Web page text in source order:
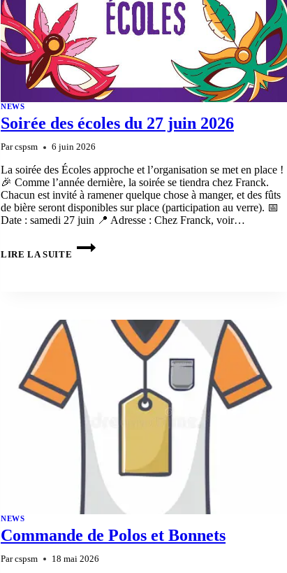
NEWS
Soirée des écoles du 27 juin 2026
Par cspsm 6 juin 2026
La soirée des Écoles approche et l’organisation se met en place !
🎉 Comme l’année dernière, la soirée se tiendra chez Franck.
Chacun est invité à ramener quelque chose à manger, et des fûts
de bière seront disponibles sur place (participation au verre). 📅
Date : samedi 27 juin 📍 Adresse : Chez Franck, voir…
LIRE LA SUITE
SOIRÉE
NEWS
Commande de Polos et Bonnets
Par cspsm 18 mai 2026